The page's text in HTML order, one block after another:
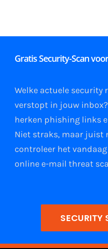
Gratis Security-Scan
Welke actuele security
verstopt in jouw inbox?
herken phishing links
Niet straks, maar juist
controleer het
online e-mail threat
SECURITY